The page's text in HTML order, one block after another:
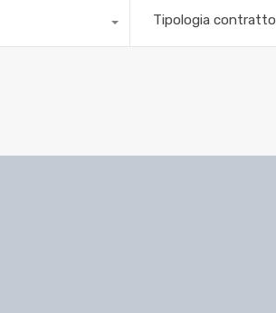
Tipologia contratto